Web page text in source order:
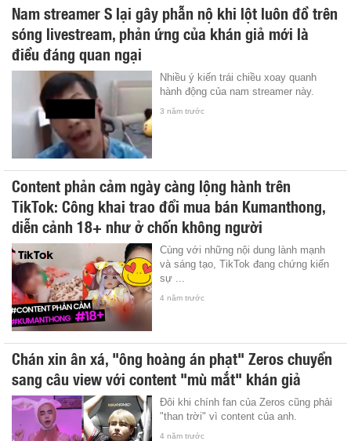
Nam streamer S lại gây phẫn nộ khi lột luôn đồ trên
sóng livestream, phản ứng của khán giả mới là
điều đáng quan ngại
Nhiều ý kiến trái chiều xoay quanh
hành động của nam streamer này.
3 năm trước
Content phản cảm ngày càng lộng hành trên
TikTok: Công khai trao đổi mua bán Kumanthong,
diễn cảnh 18+ như ở chốn không người
Cùng với những nội dung lành mạnh
và sáng tạo, TikTok đang chứng kiến
sự ...
4 năm trước
Chán xin ân xá, "ông hoàng án phạt" Zeros chuyển
sang câu view với content "mù mắt" khán giả
Đôi khi chính fan của Zeros cũng phải
"than trời" vì content của anh.
4 năm trước